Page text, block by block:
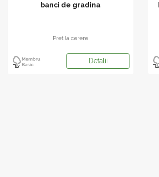
banci de gradina
Pret la cerere
Detalii